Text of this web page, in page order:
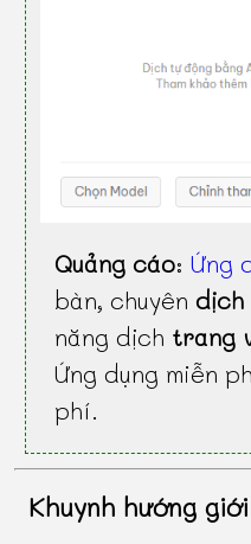
Quảng cáo: Ứng
bàn, chuyên dịch
năng dịch trang
Ứng dụng miễn
phí.
Khuynh hướng